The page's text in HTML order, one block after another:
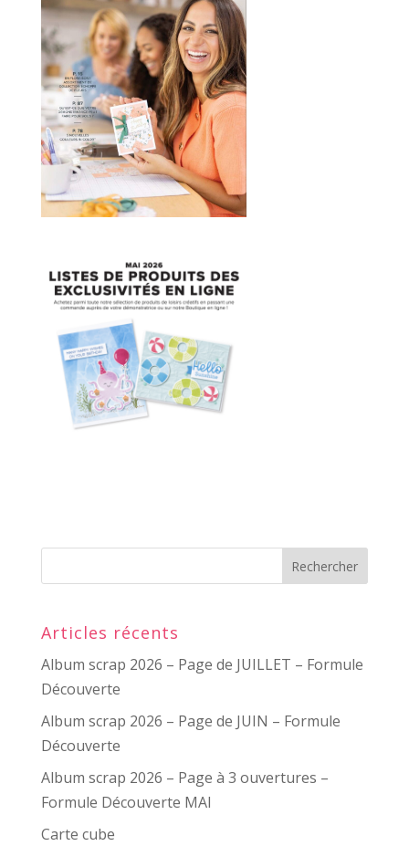
Articles récents
Album scrap 2026 – Page de JUILLET – Formule
Découverte
Album scrap 2026 – Page de JUIN – Formule
Découverte
Album scrap 2026 – Page à 3 ouvertures –
Formule Découverte MAI
Carte cube